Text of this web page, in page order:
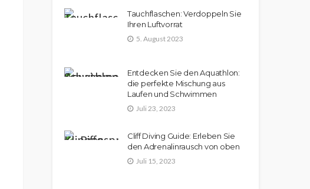
Tauchflaschen: Verdoppeln Sie
Ihren Luftvorrat
5. August 2023
Entdecken Sie den Aquathlon:
die perfekte Mischung aus
Laufen und Schwimmen
Juli 23, 2023
Cliff Diving Guide: Erleben Sie
den Adrenalinrausch von oben
Juli 15, 2023